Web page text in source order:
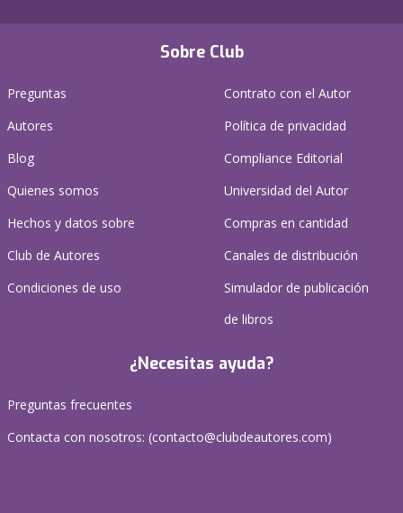
Sobre Club
Preguntas
Autores
Blog
Quienes somos
Hechos y datos sobre
Club de Autores
Condiciones de uso
Contrato con el Autor
Política de privacidad
Compliance Editorial
Universidad del Autor
Compras en cantidad
Canales de distribución
Simulador de publicación
de libros
¿Necesitas ayuda?
Preguntas frecuentes
Contacta con nosotros: (contacto@clubdeautores.com)